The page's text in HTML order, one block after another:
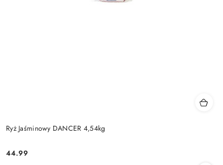
Ryż Jaśminowy DANCER 4,54kg
Cena:
44.99